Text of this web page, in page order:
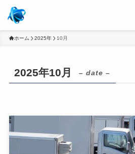
ホーム 2025年 10月
2025年10月 – date –